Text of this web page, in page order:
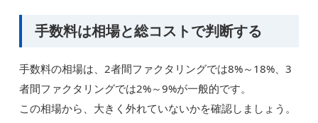
手数料は相場と総コストで判断する
手数料の相場は、2者間ファクタリングでは8%～18%、3
者間ファクタリングでは2%～9%が一般的です。
この相場から、大きく外れていないかを確認しましょう。